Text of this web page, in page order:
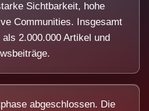
Sichtbarkeit, hohe
Communities. Insgesamt
2.000.000 Artikel und
abgeschlossen. Die